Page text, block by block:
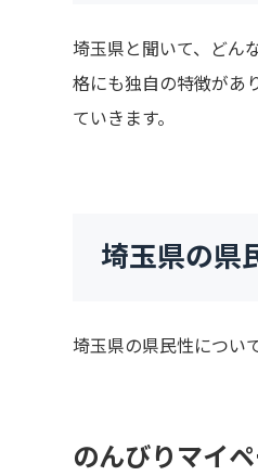
埼玉県と聞いて、どん
格にも独自の特徴があ
ていきます。
埼玉県の県
埼玉県の県民性につい
のんびりマイ